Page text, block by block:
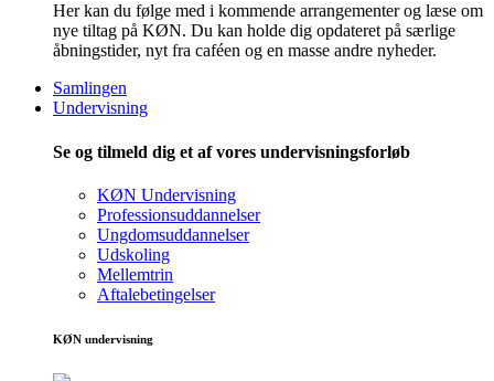
Her kan du følge med i kommende arrangementer og læse om
nye tiltag på KØN. Du kan holde dig opdateret på særlige
åbningstider, nyt fra caféen og en masse andre nyheder.
Samlingen
Undervisning
Se og tilmeld dig et af vores undervisningsforløb
KØN Undervisning
Professionsuddannelser
Ungdomsuddannelser
Udskoling
Mellemtrin
Aftalebetingelser
KØN undervisning